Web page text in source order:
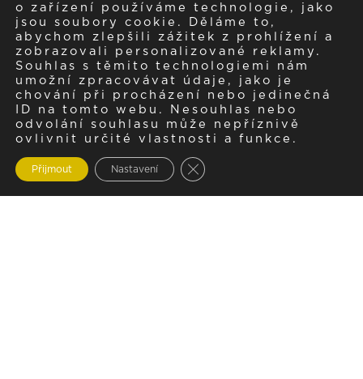
o zařízení používáme technologie, jako
jsou soubory cookie. Děláme to,
abychom zlepšili zážitek z prohlížení a
zobrazovali personalizované reklamy.
Souhlas s těmito technologiemi nám
umožní zpracovávat údaje, jako je
chování při procházení nebo jedinečná
ID na tomto webu. Nesouhlas nebo
odvolání souhlasu může nepříznivě
ovlivnit určité vlastnosti a funkce.
Přijmout Nastavení Zavřít cookie lištu GDPR